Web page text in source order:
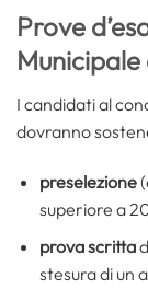
Prove
Municipale
I candidati al
dovranno
preselezione
superiore a
prova scritta
stesura di un